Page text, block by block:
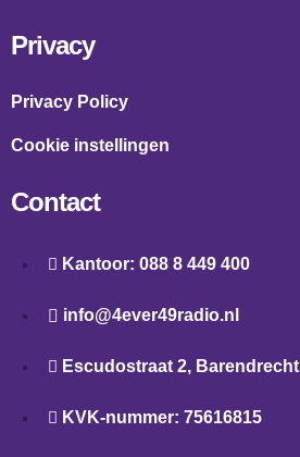
Privacy
Privacy Policy
Cookie instellingen
Contact
Kantoor: 088 8 449 400
info@4ever49radio.nl
Escudostraat 2, Barendrecht
KVK-nummer: 75616815